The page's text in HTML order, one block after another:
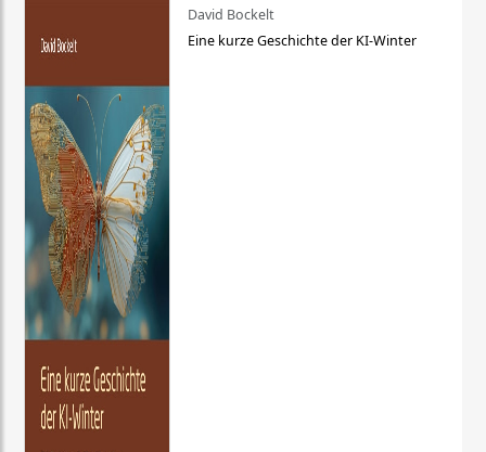
David Bockelt
Eine kurze Geschichte der KI-Winter